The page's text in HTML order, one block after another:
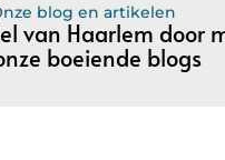
blog en artikelen
van Haarlem door
boeiende blogs